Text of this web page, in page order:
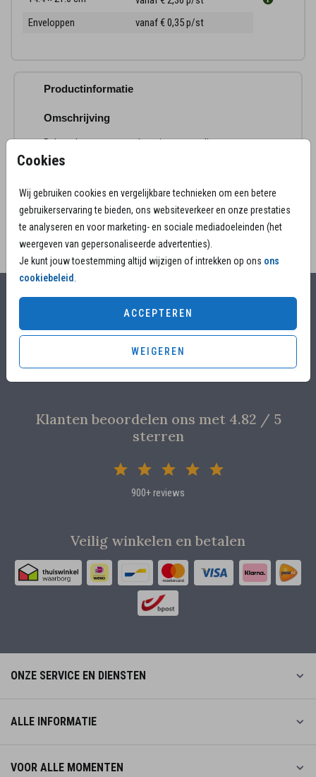
Cookies
Wij gebruiken cookies en vergelijkbare technieken om een betere
gebruikerservaring te bieden, ons websiteverkeer en onze prestaties
te analyseren en voor marketing- en sociale mediadoeleinden (het
weergeven van gepersonaliseerde advertenties).
Je kunt jouw toestemming altijd wijzigen of intrekken op ons ons
cookiebeleid
ACCEPTEREN
WEIGEREN
Enveloppen
vanaf € 0,35p/st
Productinformatie
Omschrijving
Baby geboorte en rouwkaartje met eendje op een
vogel tussen de maan en de sterren. Prachtige
Alles voor jouw moment
Overleg met designers van de ontwerpstudio
Proefdruk voor €4,95
Klanten beoordelen ons met 4.82 / 5
sterren
900+ reviews
Veilig winkelen en betalen
ONZE SERVICE EN DIENSTEN
ALLE INFORMATIE
VOOR ALLE MOMENTEN